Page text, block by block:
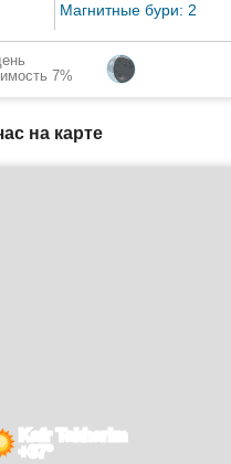
Магнитные бури: 2
7%
на карте
Kafr Takharim
+37°